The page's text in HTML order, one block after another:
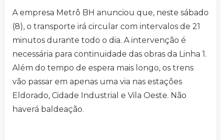
A empresa Metrô BH anunciou que, neste sábado
(8), o transporte irá circular com intervalos de 21
minutos durante todo o dia. A intervenção é
necessária para continuidade das obras da Linha 1.
Além do tempo de espera mais longo, os trens
vão passar em apenas uma via nas estações
Eldorado, Cidade Industrial e Vila Oeste. Não
haverá baldeação.